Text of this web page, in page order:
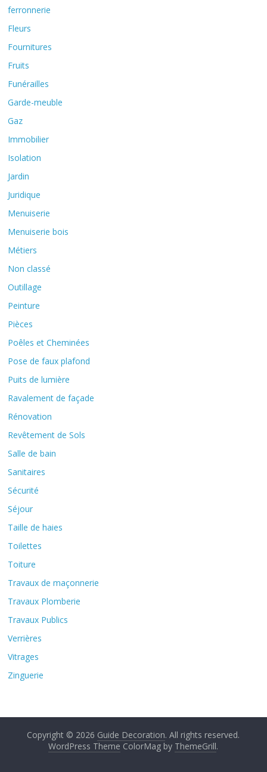
ferronnerie
Fleurs
Fournitures
Fruits
Funérailles
Garde-meuble
Gaz
Immobilier
Isolation
Jardin
Juridique
Menuiserie
Menuiserie bois
Métiers
Non classé
Outillage
Peinture
Pièces
Poêles et Cheminées
Pose de faux plafond
Puits de lumière
Ravalement de façade
Rénovation
Revêtement de Sols
Salle de bain
Sanitaires
Sécurité
Séjour
Taille de haies
Toilettes
Toiture
Travaux de maçonnerie
Travaux Plomberie
Travaux Publics
Verrières
Vitrages
Zinguerie
Copyright © 2026 Guide Decoration. All rights reserved.
WordPress Theme ColorMag by ThemeGrill.